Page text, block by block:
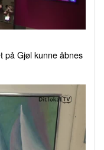
på Gjøl kunne åbnes